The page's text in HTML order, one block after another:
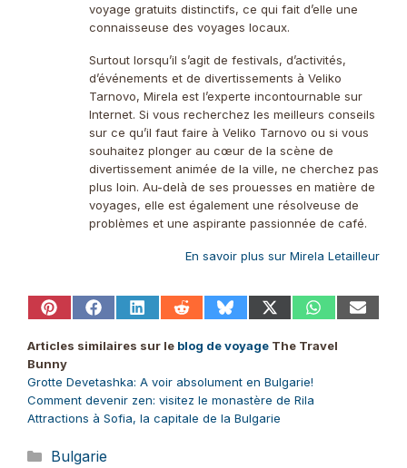
voyage gratuits distinctifs, ce qui fait d’elle une
connaisseuse des voyages locaux.
Surtout lorsqu’il s’agit de festivals, d’activités,
d’événements et de divertissements à Veliko
Tarnovo, Mirela est l’experte incontournable sur
Internet. Si vous recherchez les meilleurs conseils
sur ce qu’il faut faire à Veliko Tarnovo ou si vous
souhaitez plonger au cœur de la scène de
divertissement animée de la ville, ne cherchez pas
plus loin. Au-delà de ses prouesses en matière de
voyages, elle est également une résolveuse de
problèmes et une aspirante passionnée de café.
En savoir plus sur Mirela Letailleur
Share
Pinterest
Share
Facebook
Share
LinkedIn
Share
Reddit
Share
Bluesky
Share
X
(Twitter)
Share
WhatsApp
Share
Articles similaires sur le blog de voyage The Travel
Bunny
Grotte Devetashka: A voir absolument en Bulgarie!
Comment devenir zen: visitez le monastère de Rila
Attractions à Sofia, la capitale de la Bulgarie
Catégories
Bulgarie